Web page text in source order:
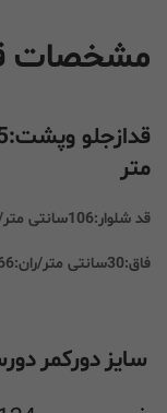
مشخصات
متر
قد شلوار:106سانتی متر/کمر نیم کش:60سانتی متر
فاق:30سانتی متر/ران:66سانتی متر/باسن:66سانتی متر
سایزدورکمر